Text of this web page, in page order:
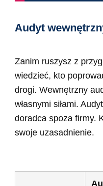
Audyt
Zanim ruszysz z
wiedzieć, kto
drogi. Wewnętrzny
własnymi siłami.
doradca spoza firmy.
swoje uzasadnienie.